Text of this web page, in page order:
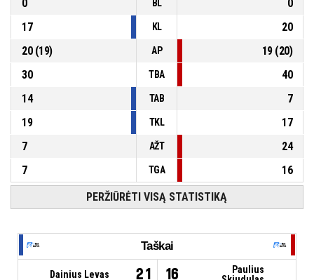
0
BL
0
17
KL
20
20(19) AP 19(20)
30
TBA
40
14
TAB
7
19
TKL
17
7
AŽT
24
7
TGA 16
PERŽIŪRĖTI VISĄ STATISTIKĄ
Taškai
Dainius Levas 21 16
Paulius